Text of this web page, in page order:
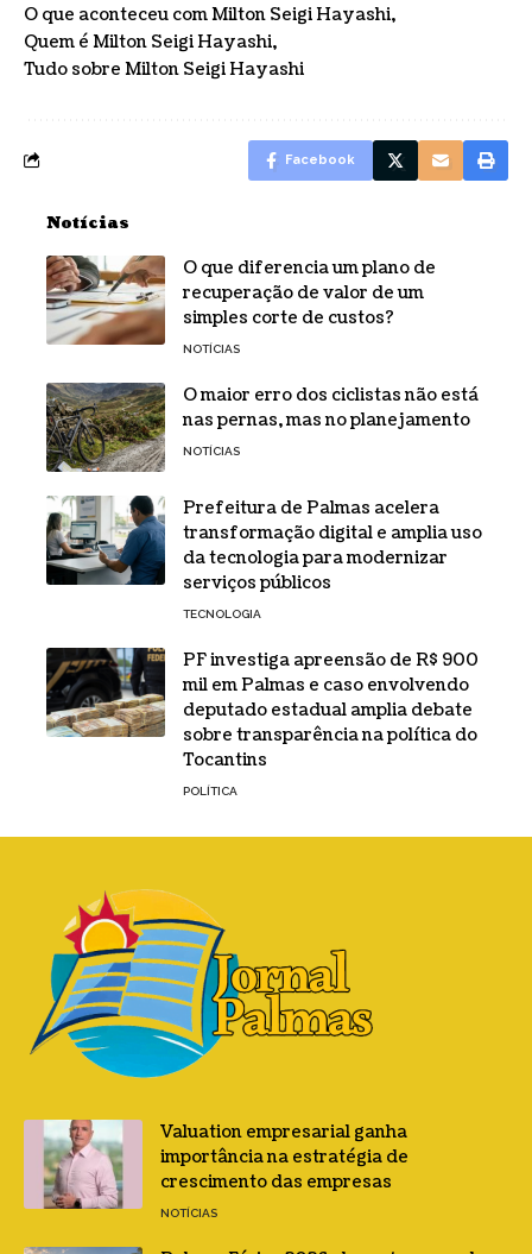
O que aconteceu com Milton Seigi Hayashi
Quem é Milton Seigi Hayashi
Tudo sobre Milton Seigi Hayashi
Facebook
Notícias
O que diferencia um plano de
recuperação de valor de um
simples corte de custos?
NOTÍCIAS
O maior erro dos ciclistas não está
nas pernas, mas no planejamento
NOTÍCIAS
Prefeitura de Palmas acelera
transformação digital e amplia uso
da tecnologia para modernizar
serviços públicos
TECNOLOGIA
PF investiga apreensão de R$ 900
mil em Palmas e caso envolvendo
deputado estadual amplia debate
sobre transparência na política do
Tocantins
POLÍTICA
Valuation empresarial ganha
importância na estratégia de
crescimento das empresas
NOTÍCIAS